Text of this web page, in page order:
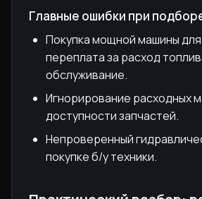
Главные ошибки при
Покупка мощной машины для
переплата за расход
обслуживание.
Игнорирование расходных
доступности запчастей.
Непроверенный
покупке б/у техники.